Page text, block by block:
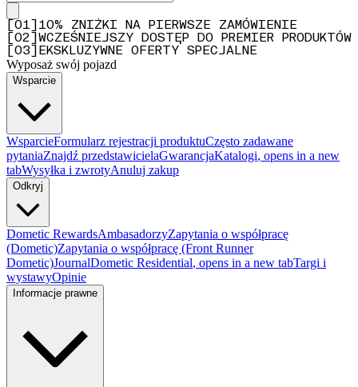
01
10% ZNIŻKI NA PIERWSZE ZAMÓWIENIE
02
WCZEŚNIEJSZY DOSTĘP DO PREMIER PRODUKTÓW
03 EKSKLUZYWNE OFERTY SPECJALNE
Wyposaż swój pojazd
Wsparcie
WsparcieFormularz rejestracji produktuCzęsto zadawane
pytaniaZnajdź przedstawicielaGwarancjaKatalogi, opens in a new
tabWysyłka i zwrotyAnuluj zakup
Odkryj
Dometic RewardsAmbasadorzyZapytania o współpracę
(Dometic)Zapytania o współpracę (Front Runner
Dometic)JournalDometic Residential, opens in a new tabTargi i
wystawyOpinie
Informacje prawne